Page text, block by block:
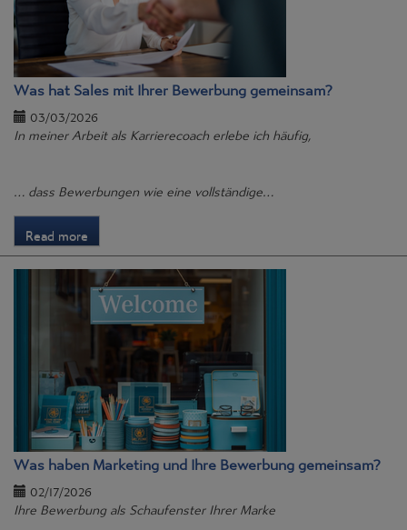
Was hat Sales mit Ihrer Bewerbung gemeinsam?
03/03/2026
In meiner Arbeit als Karrierecoach erlebe ich häufig,
… dass Bewerbungen wie eine vollständige…
Read more
Was haben Marketing und Ihre Bewerbung gemeinsam?
02/17/2026
Ihre Bewerbung als Schaufenster Ihrer Marke